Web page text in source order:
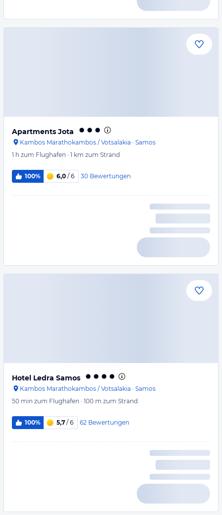
Apartments Jota
Kambos Marathokambos / Votsalakia · Samos
1 h zum Flughafen · 1 km zum Strand
100% 6,0 / 6 30 Bewertungen
Hotel Ledra Samos
Kambos Marathokambos / Votsalakia · Samos
50 min zum Flughafen · 100 m zum Strand
100% 5,7 / 6 62 Bewertungen